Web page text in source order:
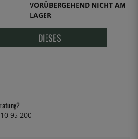
VORÜBERGEHEND NICHT AM
LAGER
DIESES
95 200